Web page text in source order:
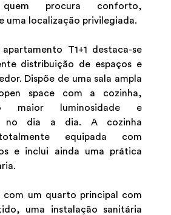
procura conforto,
uma localização privilegiada.
T1+1 destaca-se
distribuição de espaços e
Dispõe de uma sala ampla
space com a cozinha,
maior luminosidade e
no dia a dia. A cozinha
equipada com
e inclui ainda uma prática
com um quarto principal com
uma instalação sanitária